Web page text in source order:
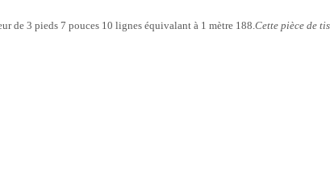
de 3 pieds 7 pouces 10 lignes équivalant à 1 mètre 188. Cette pièce de